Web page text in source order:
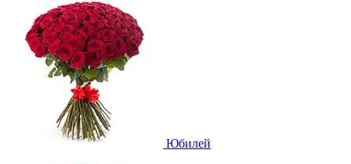
Юбилей